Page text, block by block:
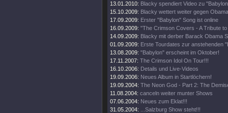
13.01.2010: Blacky spendiert Video zu
15.10.2009: Blacky wettert weiter gegen
17.09.2009: Erster "Babylon" Song ist online
16.09.2009: "The Crimson Covers - A Tribute to
14.09.2009: Blacky mit derber Barack Obama
01.09.2009: Erste Tourdates zur anstehenden
13.08.2009: "Babylon" erscheint im Oktober!
17.11.2007: The Crimson Idol On Tour!!!
16.10.2006: Details und Live-Videos
19.09.2006: Neues Album in Startlöchern!
19.09.2004: The Neon God - Part 2: The
11.08.2004: canceln weiter munter Shows
07.06.2004: Neues zum Eklat!!!
31.05.2004:
...Salzburg Show steht!!!